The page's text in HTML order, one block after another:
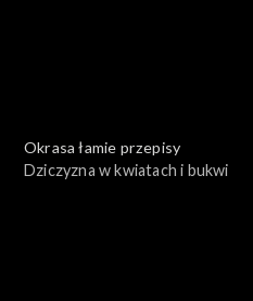
Okrasa łamie przepisy
Dziczyzna w kwiatach i bukwi